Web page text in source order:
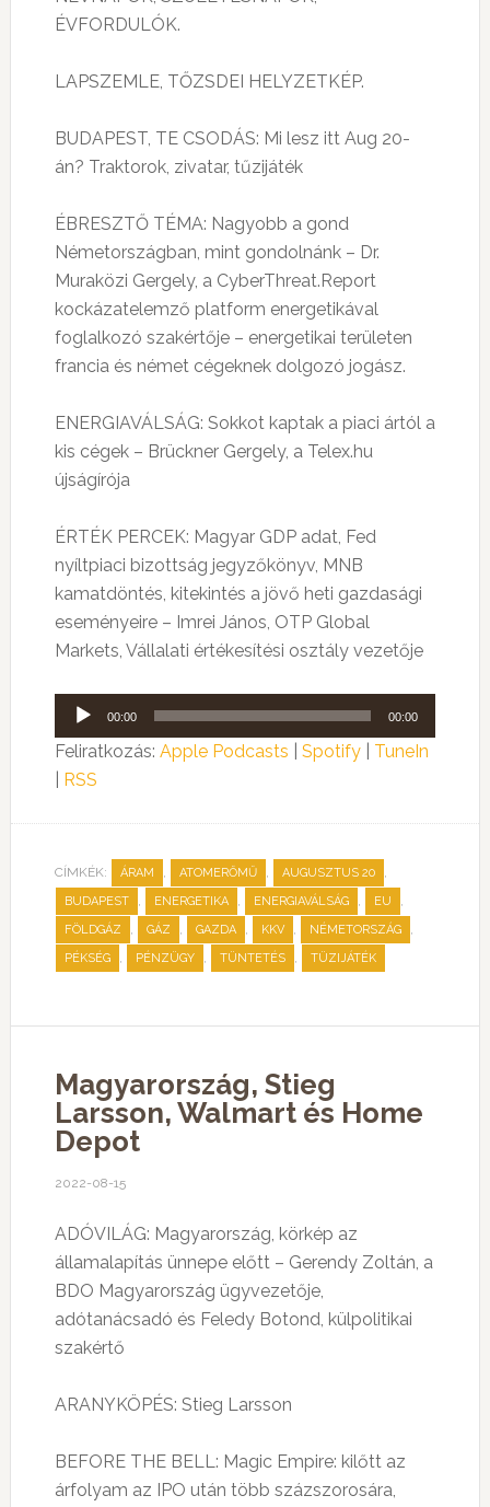
ÉVFORDULÓK.
LAPSZEMLE, TŐZSDEI HELYZETKÉP.
BUDAPEST, TE CSODÁS: Mi lesz itt Aug 20-
án? Traktorok, zivatar, tűzijáték
ÉBRESZTŐ TÉMA: Nagyobb a gond
Németországban, mint gondolnánk – Dr.
Muraközi Gergely, a CyberThreat.Report
kockázatelemző platform energetikával
foglalkozó szakértője – energetikai területen
francia és német cégeknek dolgozó jogász.
ENERGIAVÁLSÁG: Sokkot kaptak a piaci ártól a
kis cégek – Brückner Gergely, a Telex.hu
újságírója
ÉRTÉK PERCEK: Magyar GDP adat, Fed
nyíltpiaci bizottság jegyzőkönyv, MNB
kamatdöntés, kitekintés a jövő heti gazdasági
eseményeire – Imrei János, OTP Global
Markets, Vállalati értékesítési osztály vezetője
Audió
lejátszó
00:00 00:00
Feliratkozás: Apple Podcasts Spotify| TuneIn
RSS
CÍMKÉK: ÁRAM , ATOMERŐMŰ , AUGUSZTUS 20 ,
BUDAPEST , ENERGETIKA , ENERGIAVÁLSÁG , EU ,
FÖLDGÁZ , GÁZ , GAZDA , KKV , NÉMETORSZÁG ,
PÉKSÉG , PÉNZÜGY , TÜNTETÉS , TÜZIJÁTÉK
Magyarország, Stieg
Larsson, Walmart és Home
Depot
2022-08-15
ADÓVILÁG: Magyarország, körkép az
államalapítás ünnepe előtt – Gerendy Zoltán, a
BDO Magyarország ügyvezetője,
adótanácsadó és Feledy Botond, külpolitikai
szakértő
ARANYKÖPÉS: Stieg Larsson
BEFORE THE BELL: Magic Empire: kilőtt az
árfolyam az IPO után több százszorosára,